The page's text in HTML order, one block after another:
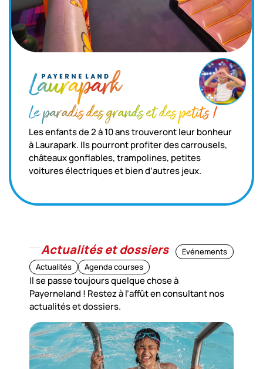
Le paradis des grands et des petits !
Les enfants de 2 à 10 ans trouveront leur bonheur
à Laurapark. Ils pourront profiter des carrousels,
châteaux gonflables, trampolines, petites
voitures électriques et bien d’autres jeux.
Actualités et dossiers
Evénements
Actualités
Agenda courses
Il se passe toujours quelque chose à
Payerneland ! Restez à l’affût en consultant nos
actualités et dossiers.